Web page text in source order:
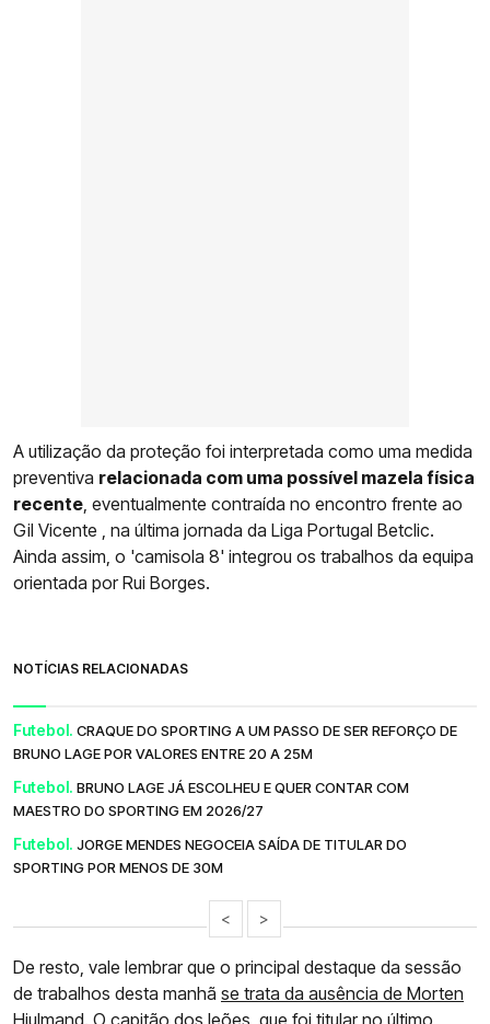
A utilização da proteção foi interpretada como uma medida
preventiva relacionada com uma possível mazela física
recente, eventualmente contraída no encontro frente ao
Gil Vicente , na última jornada da Liga Portugal Betclic.
Ainda assim, o 'camisola 8' integrou os trabalhos da equipa
orientada por Rui Borges.
NOTÍCIAS RELACIONADAS
Futebol. CRAQUE DO SPORTING A UM PASSO DE SER REFORÇO DE
BRUNO LAGE POR VALORES ENTRE 20 A 25M
Futebol. BRUNO LAGE JÁ ESCOLHEU E QUER CONTAR COM
MAESTRO DO SPORTING EM 2026/27
Futebol. JORGE MENDES NEGOCEIA SAÍDA DE TITULAR DO
SPORTING POR MENOS DE 30M
< >
De resto, vale lembrar que o principal destaque da sessão
de trabalhos desta manhã se trata da ausência de Morten